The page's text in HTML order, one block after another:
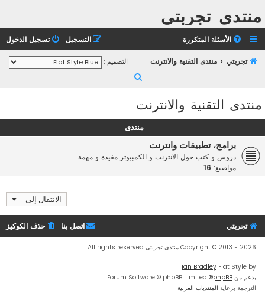
منتدى تجربتي
الأسئلة المتكررة تسجيل الدخول التسجيل
تجربتي منتدى التقنية والانترنت التصميم :
منتدى التقنية والانترنت
منتدى
برامج، تطبيقات وانترنت
دروس و كتب حول الانترنت و الكمبيوتر مفيدة و مهمة
مواضيع: 16
الانتقال إلى
تجربتي حذف الكوكيز اتصل بنا
Copyright © 2013 - 2026 منتدى تجربتي All rights reserved.
Flat Style by
Ian Bradley
بدعم من phpBB
® Forum Software © phpBB Limited
الترجمة برعاية المنتديات العربية